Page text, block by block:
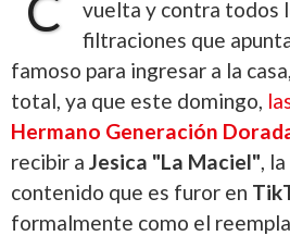
vuelta y contra todos
filtraciones que
famoso para ingresar a la
total, ya que este domingo,
Hermano Generación
recibir a Jesica "La Maciel",
contenido que es furor en
formalmente como el